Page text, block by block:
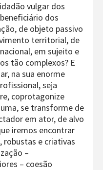
vulgar dos
dos
de objeto passivo
territorial, de
em sujeito e
tão complexos? E
na sua enorme
seja
coprotagonize
se transforme de
em ator, de alvo
iremos encontrar
robustas e criativas
–
– coesão